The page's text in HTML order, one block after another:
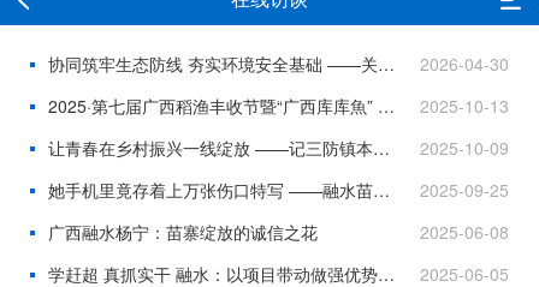
协同筑牢生态防线 夯实环境安全基础 ——关注我市推动涉重金属环境安全风险隐患排查整治工作进展
2026-04-30
2025·第七届广西稻渔丰收节暨“广西库库魚” 区域公用品牌发布活动访谈
2025-10-13
让青春在乡村振兴一线绽放 ——记三防镇本洞村驻村第一书记谭韦铜
2025-10-09
她手机里竟存着上万张伤口特写 ——融水苗族自治县人民医院护士唐湘婷的成长印记学员
2025-09-25
广西融水杨宁：苗寨绽放的诚信之花
2025-06-08
学赶超 真抓实干 融水：以项目带动做强优势产业 聚力一二三产融合发展
2025-06-05